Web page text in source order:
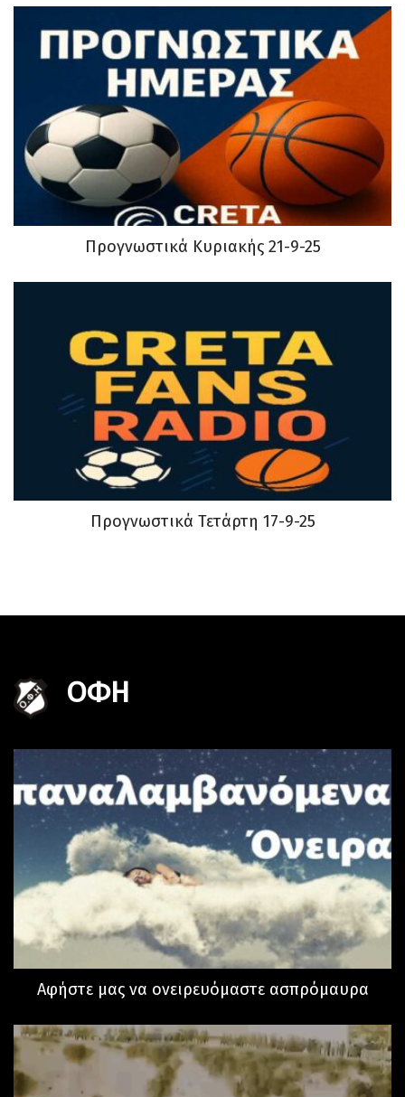
Προγνωστικά Κυριακής 21-9-25
Προγνωστικά Τετάρτη 17-9-25
ΟΦΗ
Αφήστε μας να ονειρευόμαστε ασπρόμαυρα